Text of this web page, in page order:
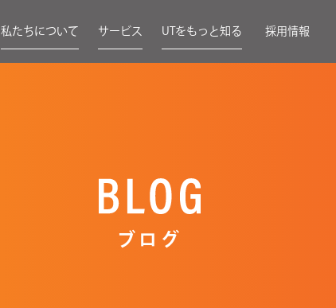
私たちについて サービス UTをもっと知る 採用情報
ブログ